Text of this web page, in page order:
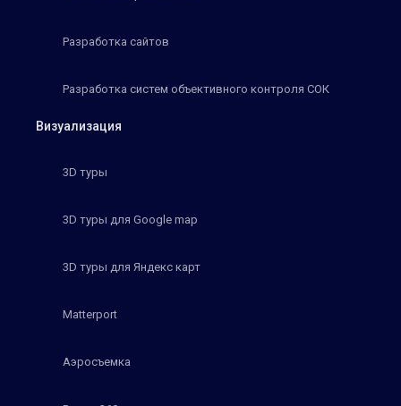
Разработка сайтов
Разработка систем объективного контроля СОК
Визуализация
3D туры
3D туры для Google map
3D туры для Яндекс карт
Matterport
Аэросъемка